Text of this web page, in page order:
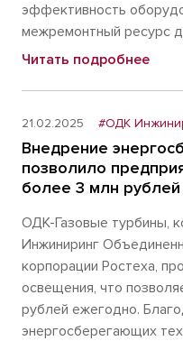
эффективность
межремонтный ресурс
Читать подробнее
21.02.2025 #ОДК
Внедрение
позволило
более 3 млн рублей
ОДК-Газовые турбины,
Инжиниринг
корпорации Ростеха,
освещения, что
рублей ежегодно.
энергосберегающих